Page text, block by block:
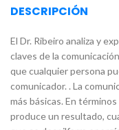
DESCRIPCIÓN
El Dr. Ribeiro analiza y
claves de la
que cualquier persona
comunicador. . La
más básicas. En
produce un resultado,